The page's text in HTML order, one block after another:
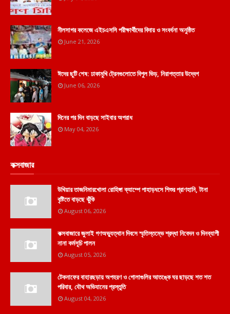
নীলসাগর কলেজে এইচএসসি পরীক্ষার্থীদের বিদায় ও সংবর্ধনা অনুষ্ঠিত
June 21, 2026
ঈদের ছুটি শেষ: ঢাকামুখি ট্রেনগুলোতে বিপুল ভিড়, নিরাপত্তার উদ্বেগ
June 06, 2026
দিনের পর দিন বাড়ছে সাইবার অপরাধ
May 04, 2026
কক্সবাজার
উখিয়ার তাজনিমারখোলা রোহিঙ্গা ক্যাম্পে পাহাড়ধসে শিশুর প্রাণহানি, টানা
বৃষ্টিতে বাড়ছে ঝুঁকি
August 06, 2026
কক্সবাজারে জুলাই গণঅভ্যুত্থান দিবসে স্মৃতিস্তম্ভে শ্রদ্ধা নিবেদন ও দিনব্যাপী
নানা কর্মসূচি পালন
August 05, 2026
টেকনাফের বাহারছড়ায় অপহরণ ও গোলাগুলির আতঙ্কে ঘর ছাড়ছে শত শত
পরিবার, যৌথ অভিযানের প্রস্তুতি
August 04, 2026